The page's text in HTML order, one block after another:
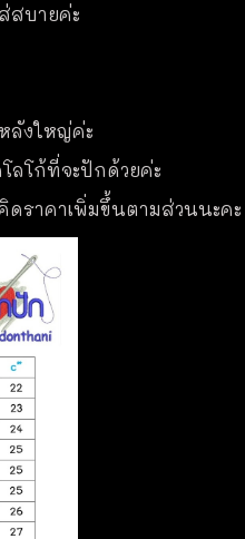
สบายค่ะ
ลังใหญ่ค่ะ
ลโก้ที่จะปักด้วยค่ะ
ดราคาเพิ่มขึ้นตามส่วนนะคะ